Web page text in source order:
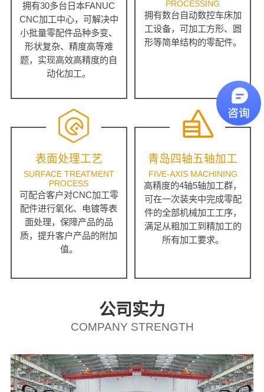
拥有30多台日本FANUC
CNC加工中心，可解决中
小批量零配件品种多变、
形状复杂、精度高等难
题，实现高效高精度的自
动化加工。
PROCESSING
拥有数台自动数控车床加
工设备，可加工方形、圆
形等简单结构的零配件。
表面处理工艺
SURFACE TREATMENT
PROCESS
可配合客户对CNC加工零
配件进行氧化、电镀等表
面处理，保障产品的品
质，提升客户产品的附加
值。
青岛四轴五轴加工
FIVE-AXIS MACHINING
高精度的4轴5轴加工群，
可在一次装夹中完成零配
件的全部机械加工工序，
满足从粗加工到精加工的
所有加工要求。
公司实力
COMPANY STRENGTH